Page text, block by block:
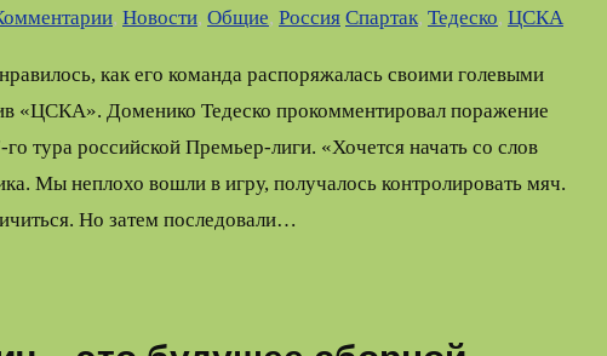
, Новости, Общие, Россия Спартак, Тедеско, ЦСКА
как его команда распоряжалась своими голевыми
«ЦСКА». Доменико Тедеско прокомментировал поражение
тура российской Премьер-лиги. «Хочется начать со слов
Мы неплохо вошли в игру, получалось контролировать мяч.
Но затем последовали…